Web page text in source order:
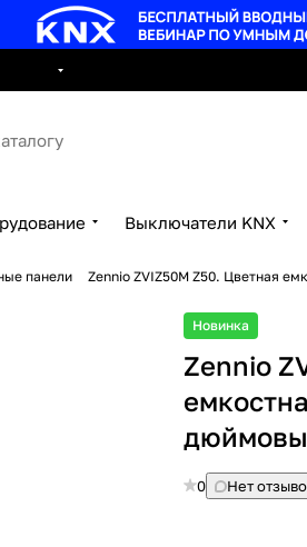
Выключатели KNX
панели Zennio ZVIZ50M Z50. Цветная
Новинка
Zennio
0 Нет